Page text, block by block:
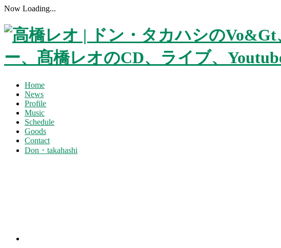
Now Loading...
Home
News
Profile
Music
Schedule
Goods
Contact
Don・takahashi